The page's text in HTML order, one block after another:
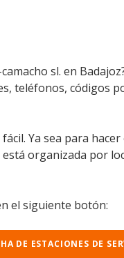
sl. en
teléfonos, códigos
Ya sea para
organizada por
el siguiente botón:
DE ESTACIONES DE